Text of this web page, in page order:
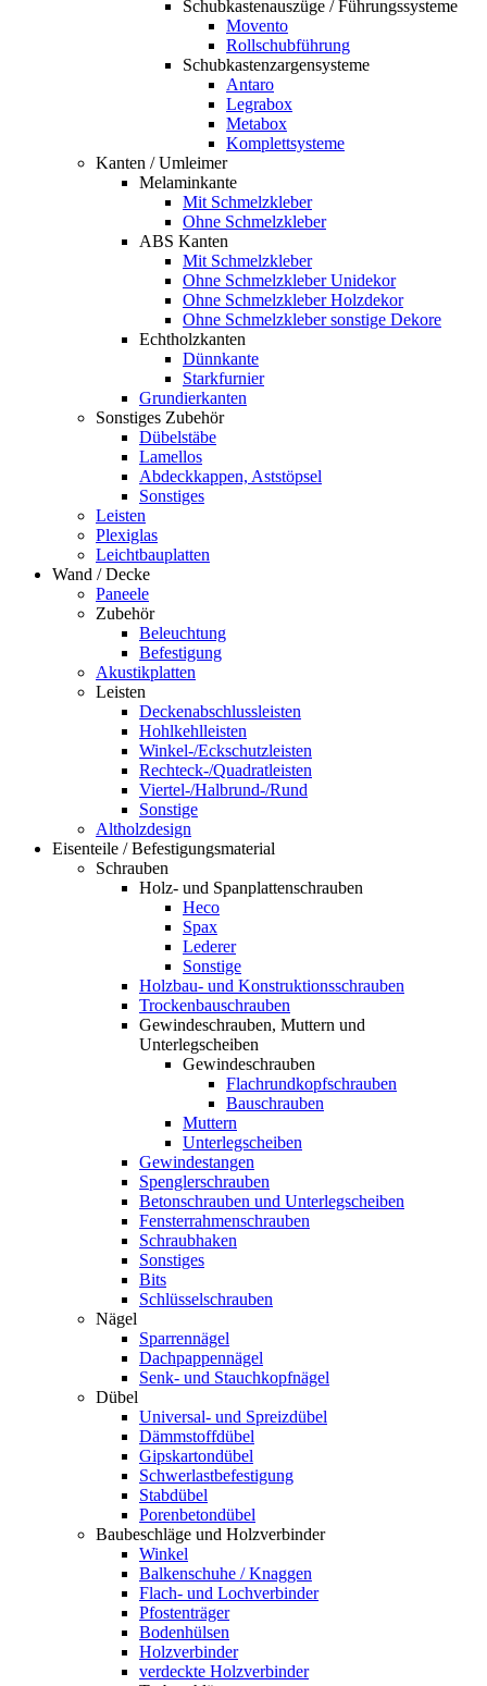
Schubkastenauszüge / Führungssysteme
Movento
Rollschubführung
Schubkastenzargensysteme
Antaro
Legrabox
Metabox
Komplettsysteme
Kanten / Umleimer
Melaminkante
Mit Schmelzkleber
Ohne Schmelzkleber
ABS Kanten
Mit Schmelzkleber
Ohne Schmelzkleber Unidekor
Ohne Schmelzkleber Holzdekor
Ohne Schmelzkleber sonstige Dekore
Echtholzkanten
Dünnkante
Starkfurnier
Grundierkanten
Sonstiges Zubehör
Dübelstäbe
Lamellos
Abdeckkappen, Aststöpsel
Sonstiges
Leisten
Plexiglas
Leichtbauplatten
Wand / Decke
Paneele
Zubehör
Beleuchtung
Befestigung
Akustikplatten
Leisten
Deckenabschlussleisten
Hohlkehlleisten
Winkel-/Eckschutzleisten
Rechteck-/Quadratleisten
Viertel-/Halbrund-/Rund
Sonstige
Altholzdesign
Eisenteile / Befestigungsmaterial
Schrauben
Holz- und Spanplattenschrauben
Heco
Spax
Lederer
Sonstige
Holzbau- und Konstruktionsschrauben
Trockenbauschrauben
Gewindeschrauben, Muttern und
Unterlegscheiben
Gewindeschrauben
Flachrundkopfschrauben
Bauschrauben
Muttern
Unterlegscheiben
Gewindestangen
Spenglerschrauben
Betonschrauben und Unterlegscheiben
Fensterrahmenschrauben
Schraubhaken
Sonstiges
Bits
Schlüsselschrauben
Nägel
Sparrennägel
Dachpappennägel
Senk- und Stauchkopfnägel
Dübel
Universal- und Spreizdübel
Dämmstoffdübel
Gipskartondübel
Schwerlastbefestigung
Stabdübel
Porenbetondübel
Baubeschläge und Holzverbinder
Winkel
Balkenschuhe / Knaggen
Flach- und Lochverbinder
Pfostenträger
Bodenhülsen
Holzverbinder
verdeckte Holzverbinder